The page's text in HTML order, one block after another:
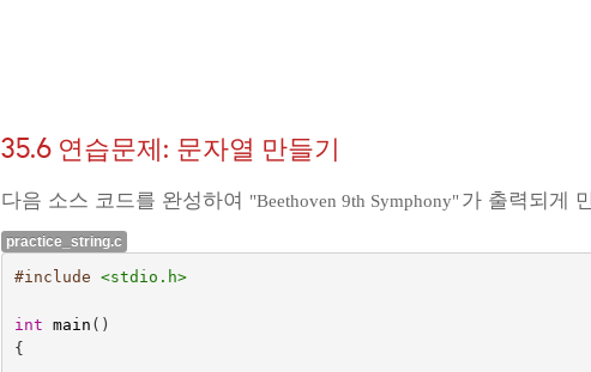
35.6 연습문제: 문자열 만들기
다음 소스 코드를 완성하여 "Beethoven 9th Symphony" 가 출력되게
practice_string.c
#include <stdio.h>
int main ()
{